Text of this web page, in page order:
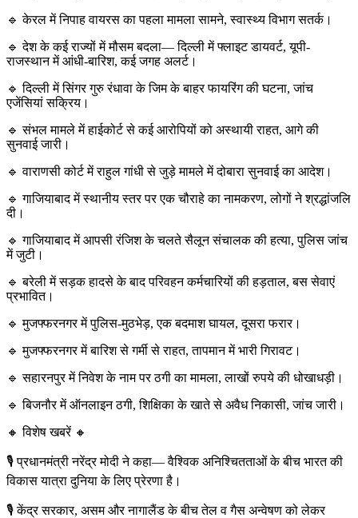
🔹 केरल में निपाह वायरस का पहला मामला सामने, स्वास्थ्य विभाग सतर्क।
🔹 देश के कई राज्यों में मौसम बदला— दिल्ली में फ्लाइट डायवर्ट, यूपी-
राजस्थान में आंधी-बारिश, कई जगह अलर्ट।
🔹 दिल्ली में सिंगर गुरु रंधावा के जिम के बाहर फायरिंग की घटना, जांच
एजेंसियां सक्रिय।
🔹 संभल मामले में हाईकोर्ट से कई आरोपियों को अस्थायी राहत, आगे की
सुनवाई जारी।
🔹 वाराणसी कोर्ट में राहुल गांधी से जुड़े मामले में दोबारा सुनवाई का आदेश।
🔹 गाजियाबाद में स्थानीय स्तर पर एक चौराहे का नामकरण, लोगों ने श्रद्धांजलि
दी।
🔹 गाजियाबाद में आपसी रंजिश के चलते सैलून संचालक की हत्या, पुलिस जांच
में जुटी।
🔹 बरेली में सड़क हादसे के बाद परिवहन कर्मचारियों की हड़ताल, बस सेवाएं
प्रभावित।
🔹 मुजफ्फरनगर में पुलिस-मुठभेड़, एक बदमाश घायल, दूसरा फरार।
🔹 मुजफ्फरनगर में बारिश से गर्मी से राहत, तापमान में भारी गिरावट।
🔹 सहारनपुर में निवेश के नाम पर ठगी का मामला, लाखों रुपये की धोखाधड़ी।
🔹 बिजनौर में ऑनलाइन ठगी, शिक्षिका के खाते से अवैध निकासी, जांच जारी।
🔸 विशेष खबरें 🔸
🎙️ प्रधानमंत्री नरेंद्र मोदी ने कहा— वैश्विक अनिश्चितताओं के बीच भारत की
विकास यात्रा दुनिया के लिए प्रेरणा है।
🎙️ केंद्र सरकार, असम और नागालैंड के बीच तेल व गैस अन्वेषण को लेकर